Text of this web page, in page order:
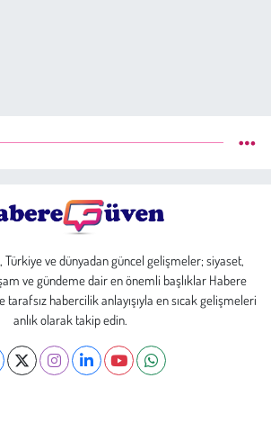
ve dünyadan güncel gelişmeler; siyaset,
ve gündeme dair en önemli başlıklar Habere
tarafsız habercilik anlayışıyla en sıcak gelişmeleri
anlık olarak takip edin.